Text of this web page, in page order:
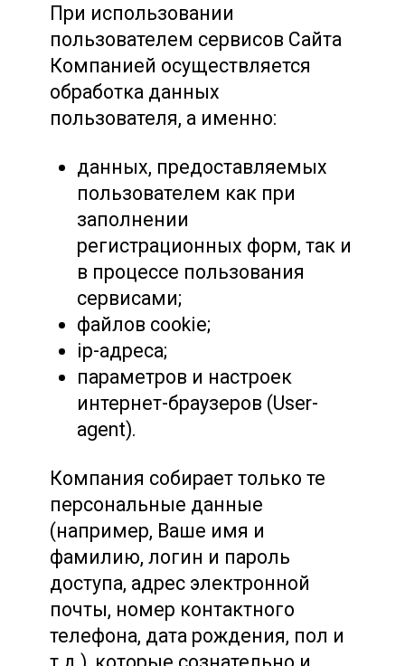
При использовании
пользователем сервисов Сайта
Компанией осуществляется
обработка данных
пользователя, а именно:
данных, предоставляемых
пользователем как при
заполнении
регистрационных форм, так и
в процессе пользования
сервисами;
файлов cookie;
ір-адреса;
параметров и настроек
интернет-браузеров (User-
agent).
Компания собирает только те
персональные данные
(например, Ваше имя и
фамилию, логин и пароль
доступа, адрес электронной
почты, номер контактного
телефона, дата рождения, пол и